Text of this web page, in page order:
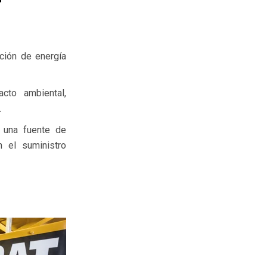
de energía
ambiental,
fuente de
el suministro